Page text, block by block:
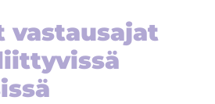
vastausajat